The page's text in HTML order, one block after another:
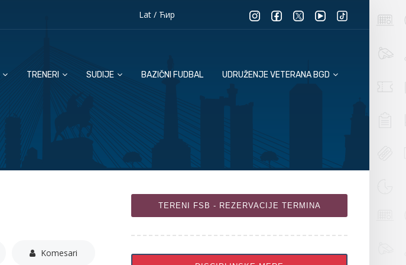
Lat/ Ћир
TRENERI SUDIJE BAZIČNI FUDBAL UDRUŽENJE VETERANA BGD
Komesari
TERENI FSB - REZERVACIJE TERMINA